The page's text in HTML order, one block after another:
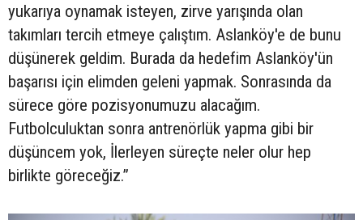
yukarıya oynamak isteyen, zirve yarışında olan
takımları tercih etmeye çalıştım. Aslanköy'e de bunu
düşünerek geldim. Burada da hedefim Aslanköy'ün
başarısı için elimden geleni yapmak. Sonrasında da
sürece göre pozisyonumuzu alacağım.
Futbolculuktan sonra antrenörlük yapma gibi bir
düşüncem yok, İlerleyen süreçte neler olur hep
birlikte göreceğiz.”